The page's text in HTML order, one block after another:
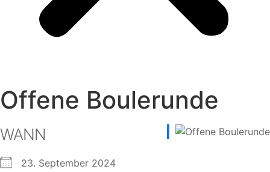
Offene Boulerunde
WANN
23. September 2024